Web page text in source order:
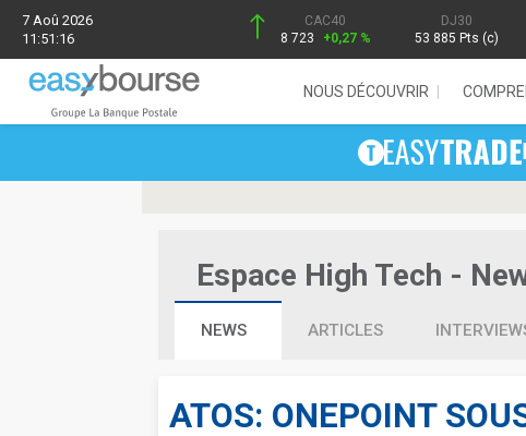
7 Aoû 2026
11:51:16
CAC40
8 723
+0,27 %
DJ30
53 885 Pts (c)
NOUS DÉCOUVRIR
Espace High Tech -
NEWS ARTICLES
ATOS: ONEPOINT